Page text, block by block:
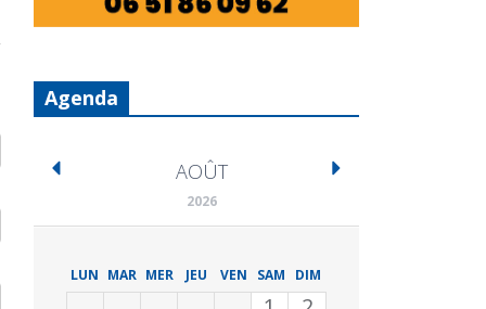
Agenda
AOÛT
2026
LUN MAR MER JEU VEN SAM DIM